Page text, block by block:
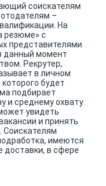
соискателям
–
На
резюме» с
представителями
данный момент
Рекрутер,
в личном
будет
подбирает
и среднему охвату
увидеть
и принять
Соискателям
имеются
доставки, в сфере